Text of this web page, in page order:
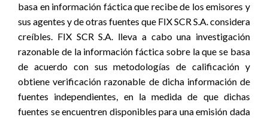
basa en información fáctica que recibe de los emisores y
sus agentes y de otras fuentes que FIX SCR S.A. considera
creíbles. FIX SCR S.A. lleva a cabo una investigación
razonable de la información fáctica sobre la que se basa
de acuerdo con sus metodologías de calificación y
obtiene verificación razonable de dicha información de
fuentes independientes, en la medida de que dichas
fuentes se encuentren disponibles para una emisión dada